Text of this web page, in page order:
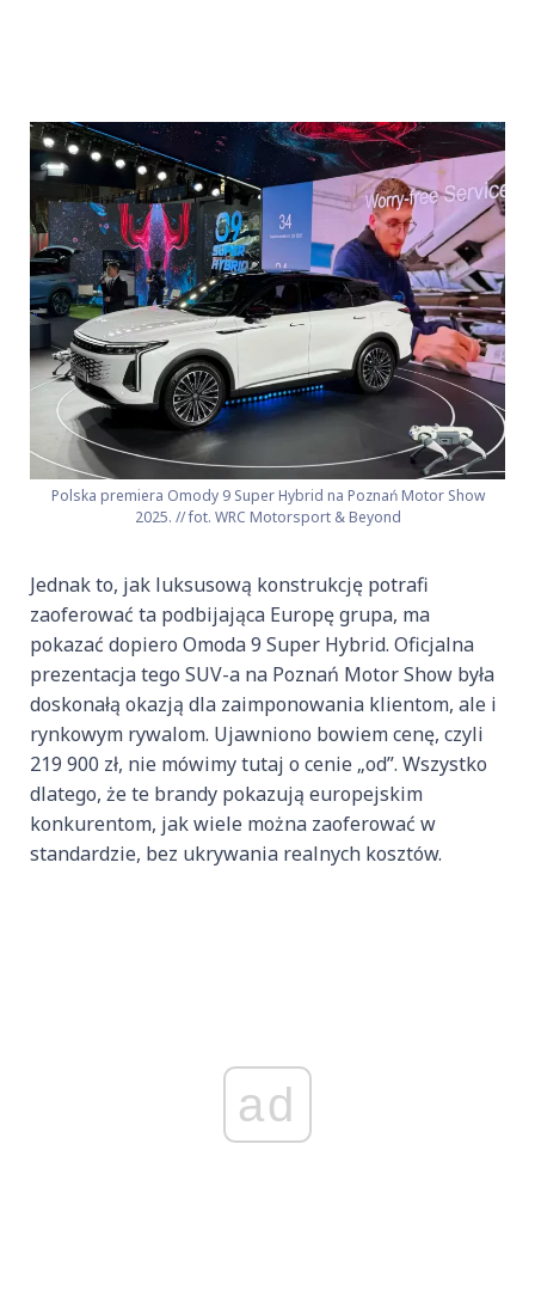
Polska premiera Omody 9 Super Hybrid na Poznań Motor Show
2025. // fot. WRC Motorsport & Beyond
Jednak to, jak luksusową konstrukcję potrafi
zaoferować ta podbijająca Europę grupa, ma
pokazać dopiero Omoda 9 Super Hybrid. Oficjalna
prezentacja tego SUV-a na Poznań Motor Show była
doskonałą okazją dla zaimponowania klientom, ale i
rynkowym rywalom. Ujawniono bowiem cenę, czyli
219 900 zł, nie mówimy tutaj o cenie „od”. Wszystko
dlatego, że te brandy pokazują europejskim
konkurentom, jak wiele można zaoferować w
standardzie, bez ukrywania realnych kosztów.
ad